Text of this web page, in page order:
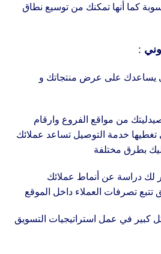
كما أنها تمكنك من توسيع نطاق
:
يساعدك على عرض منتجاتك و
من مواقع الفروع وارقام
تغطيها خدمة التوصيل تساعد عملائك
بطرق مختلفة
لك دراسة عن أنماط عملائك
تصرفات العملاء داخل الموقع
كبير في عمل استراتيجيات التسويق